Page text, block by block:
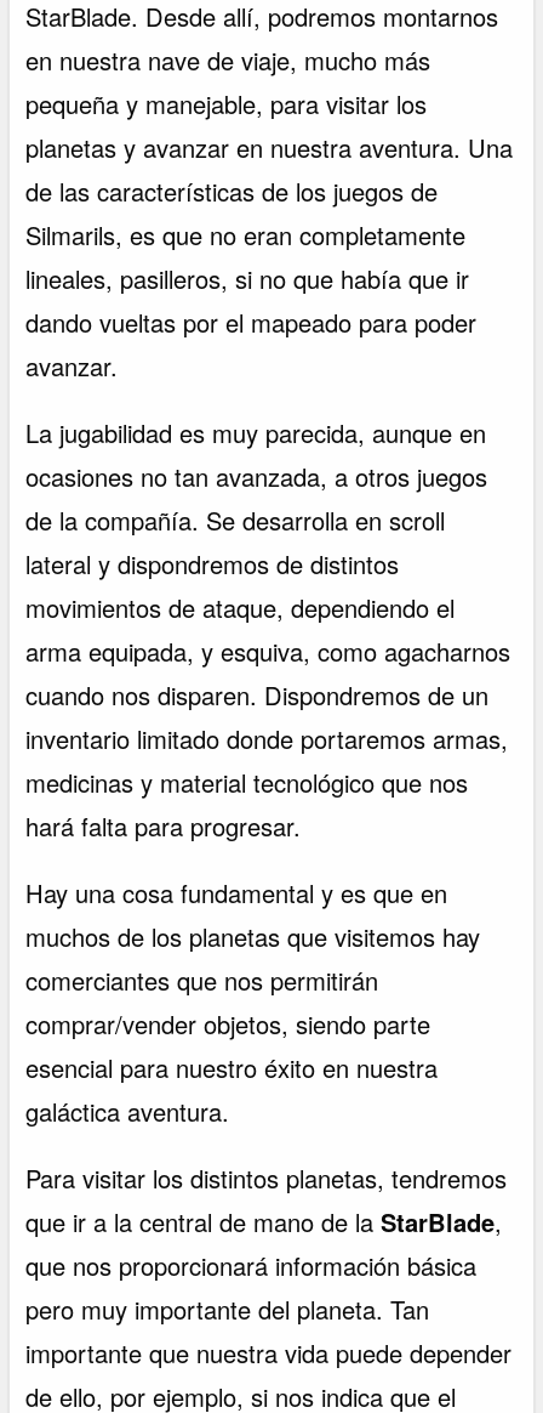
StarBlade. Desde allí, podremos montarnos
en nuestra nave de viaje, mucho más
pequeña y manejable, para visitar los
planetas y avanzar en nuestra aventura. Una
de las características de los juegos de
Silmarils, es que no eran completamente
lineales, pasilleros, si no que había que ir
dando vueltas por el mapeado para poder
avanzar.
La jugabilidad es muy parecida, aunque en
ocasiones no tan avanzada, a otros juegos
de la compañía. Se desarrolla en scroll
lateral y dispondremos de distintos
movimientos de ataque, dependiendo el
arma equipada, y esquiva, como agacharnos
cuando nos disparen. Dispondremos de un
inventario limitado donde portaremos armas,
medicinas y material tecnológico que nos
hará falta para progresar.
Hay una cosa fundamental y es que en
muchos de los planetas que visitemos hay
comerciantes que nos permitirán
comprar/vender objetos, siendo parte
esencial para nuestro éxito en nuestra
galáctica aventura.
Para visitar los distintos planetas, tendremos
que ir a la central de mano de laStarBlade,
que nos proporcionará información básica
pero muy importante del planeta. Tan
importante que nuestra vida puede depender
de ello, por ejemplo, si nos indica que el